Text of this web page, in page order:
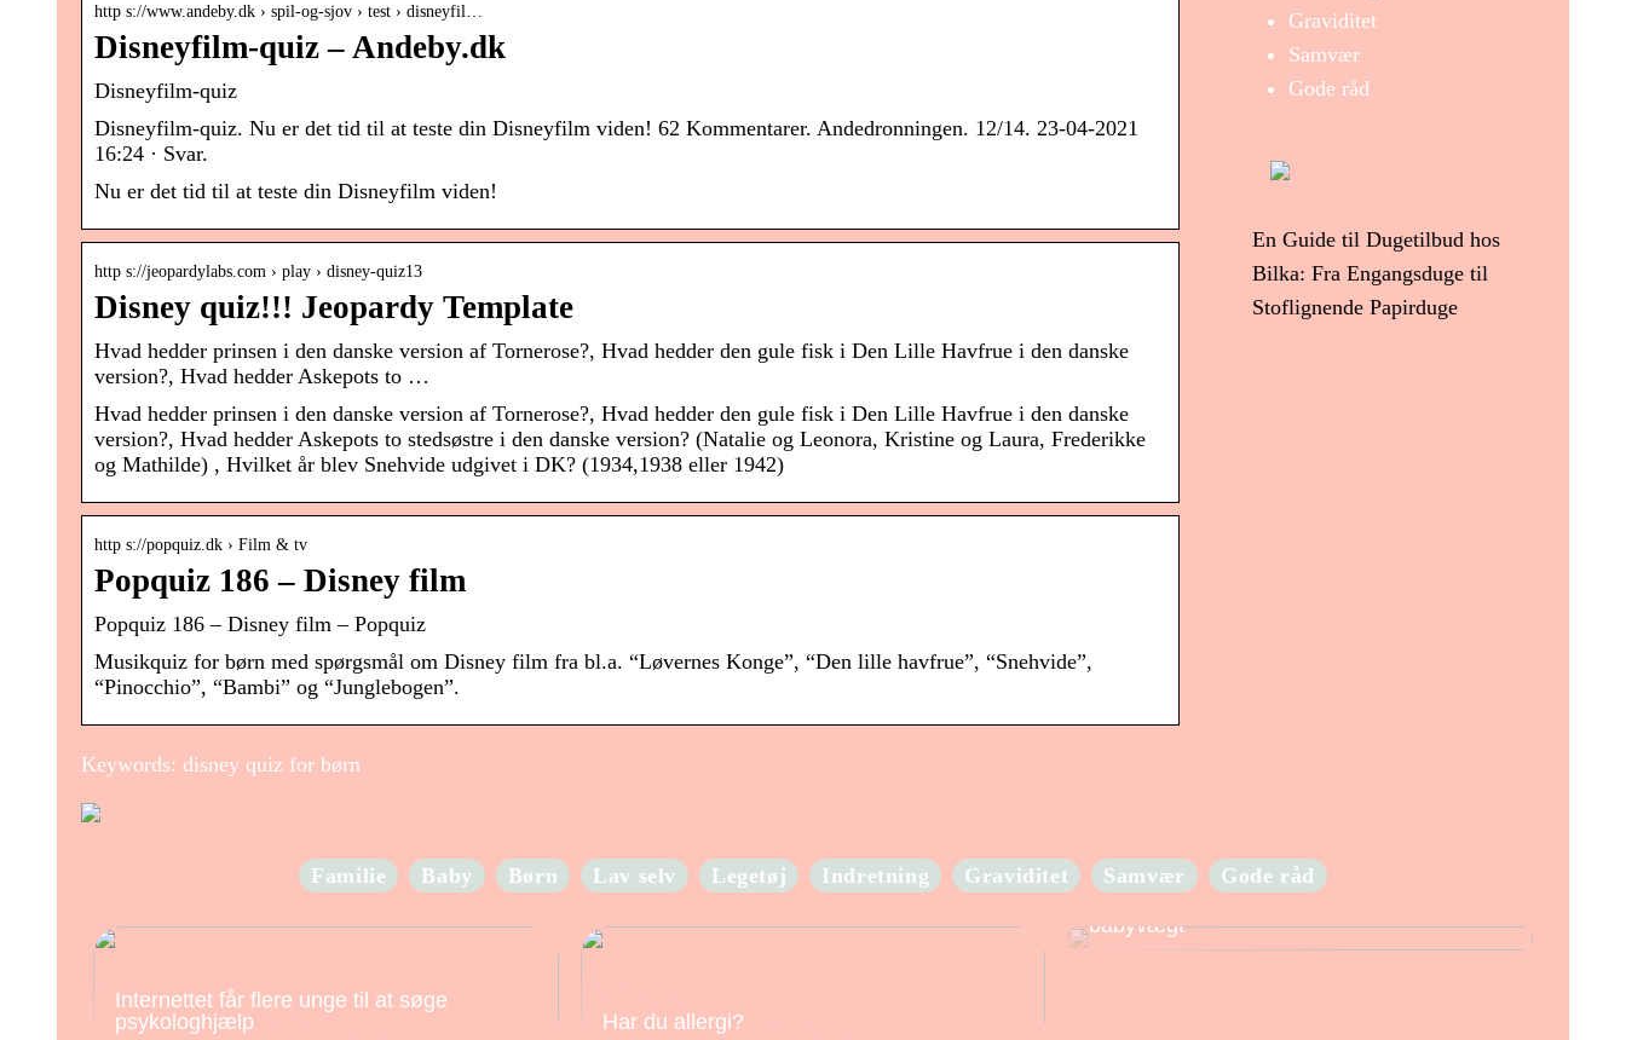
http s://www.andeby.dk › spil-og-sjov › test › disneyfil…
Disneyfilm-quiz – Andeby.dk
Disneyfilm-quiz
Disneyfilm-quiz. Nu er det tid til at teste din Disneyfilm viden! 62 Kommentarer. Andedronningen. 12/14. 23-04-2021
16:24 · Svar.
Nu er det tid til at teste din Disneyfilm viden!
http s://jeopardylabs.com › play › disney-quiz13
Disney quiz!!! Jeopardy Template
Hvad hedder prinsen i den danske version af Tornerose?, Hvad hedder den gule fisk i Den Lille Havfrue i den danske
version?, Hvad hedder Askepots to …
Hvad hedder prinsen i den danske version af Tornerose?, Hvad hedder den gule fisk i Den Lille Havfrue i den danske
version?, Hvad hedder Askepots to stedsøstre i den danske version? (Natalie og Leonora, Kristine og Laura, Frederikke
og Mathilde) , Hvilket år blev Snehvide udgivet i DK? (1934,1938 eller 1942)
http s://popquiz.dk › Film & tv
Popquiz 186 – Disney film
Popquiz 186 – Disney film – Popquiz
Musikquiz for børn med spørgsmål om Disney film fra bl.a. “Løvernes Konge”, “Den lille havfrue”, “Snehvide”,
“Pinocchio”, “Bambi” og “Junglebogen”.
Keywords: disney quiz for børn
Graviditet
Samvær
Gode råd
En Guide til Dugetilbud hos
Bilka: Fra Engangsduge til
Stoflignende Papirduge
Familie Baby Børn Lav selv Legetøj Indretning Graviditet Samvær Gode råd
Internettet får flere unge til at søge
psykologhjælp
Har du allergi?
babyvægt